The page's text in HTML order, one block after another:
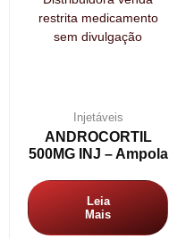
Injetáveis
ANDROCORTIL
500MG INJ – Ampola
Leia
Mais